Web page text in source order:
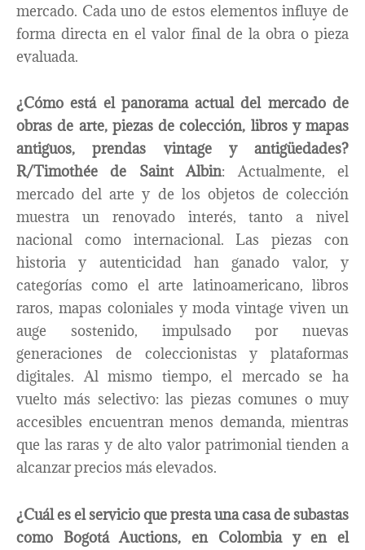
mercado. Cada uno de estos elementos influye de
forma directa en el valor final de la obra o pieza
evaluada.
¿Cómo está el panorama actual del mercado de
obras de arte, piezas de colección, libros y mapas
antiguos, prendas vintage y antigüedades?
R/Timothée de Saint Albin: Actualmente, el
mercado del arte y de los objetos de colección
muestra un renovado interés, tanto a nivel
nacional como internacional. Las piezas con
historia y autenticidad han ganado valor, y
categorías como el arte latinoamericano, libros
raros, mapas coloniales y moda vintage viven un
auge sostenido, impulsado por nuevas
generaciones de coleccionistas y plataformas
digitales. Al mismo tiempo, el mercado se ha
vuelto más selectivo: las piezas comunes o muy
accesibles encuentran menos demanda, mientras
que las raras y de alto valor patrimonial tienden a
alcanzar precios más elevados.
¿Cuál es el servicio que presta una casa de subastas
como Bogotá Auctions, en Colombia y en el